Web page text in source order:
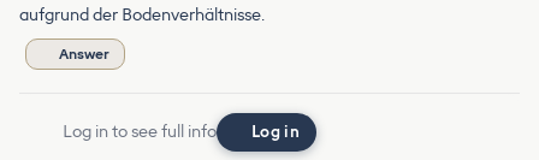
aufgrund der Bodenverhältnisse.
Answer
Log in to see full info Log in